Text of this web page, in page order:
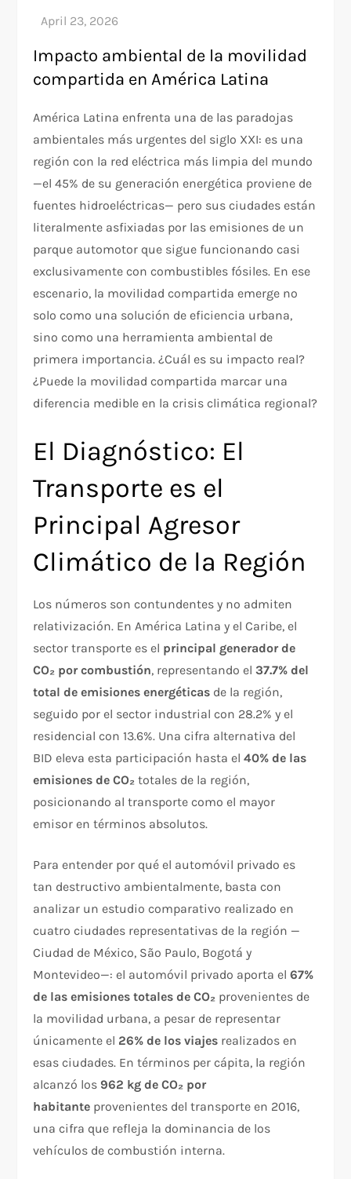
Impacto ambiental de la movilidad
compartida en América Latina
América Latina enfrenta una de las paradojas
ambientales más urgentes del siglo XXI: es una
región con la red eléctrica más limpia del mundo
—el 45% de su generación energética proviene de
fuentes hidroeléctricas— pero sus ciudades están
literalmente asfixiadas por las emisiones de un
parque automotor que sigue funcionando casi
exclusivamente con combustibles fósiles. En ese
escenario, la movilidad compartida emerge no
solo como una solución de eficiencia urbana,
sino como una herramienta ambiental de
primera importancia. ¿Cuál es su impacto real?
¿Puede la movilidad compartida marcar una
diferencia medible en la crisis climática regional?
El Diagnóstico: El
Transporte es el
Principal Agresor
Climático de la Región
Los números son contundentes y no admiten
relativización. En América Latina y el Caribe, el
sector transporte es el principal generador de
CO₂ por combustión, representando el37.7% del
total de emisiones energéticas de la región,
seguido por el sector industrial con 28.2% y el
residencial con 13.6%. Una cifra alternativa del
BID eleva esta participación hasta el40% de las
emisiones de CO₂ totales de la región,
posicionando al transporte como el mayor
emisor en términos absolutos.
Para entender por qué el automóvil privado es
tan destructivo ambientalmente, basta con
analizar un estudio comparativo realizado en
cuatro ciudades representativas de la región —
Ciudad de México, São Paulo, Bogotá y
Montevideo—: el automóvil privado aporta el67%
de las emisiones totales de CO₂ provenientes de
la movilidad urbana, a pesar de representar
únicamente el 26% de los viajes realizados en
esas ciudades. En términos per cápita, la región
alcanzó los 962 kg de CO₂ por
habitante provenientes del transporte en 2016,
una cifra que refleja la dominancia de los
vehículos de combustión interna.